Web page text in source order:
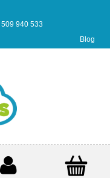
509 940 533
Blog